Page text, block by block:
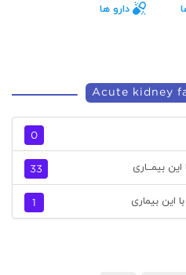
دارو ها
Acute kidney
0
بیمــاری 33
این بیماری 1